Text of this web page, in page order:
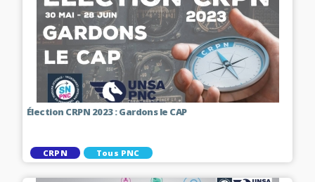
Élection CRPN 2023 : Gardons le CAP
CRPN Tous PNC